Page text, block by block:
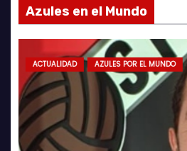
Azules en el Mundo
ACTUALIDAD AZULES POR EL MUNDO